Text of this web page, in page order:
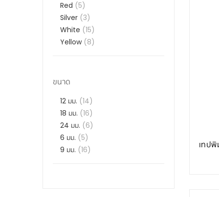
เทป
Red (5)
Silver (3)
White (15)
Yellow (8)
ขนาด
12 มม. (14)
18 มม. (16)
24 มม. (6)
6 มม. (5)
9 มม. (16)